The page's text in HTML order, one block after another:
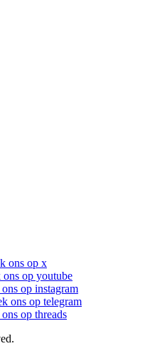
ons op x
ons op youtube
op instagram
ons op telegram
op threads